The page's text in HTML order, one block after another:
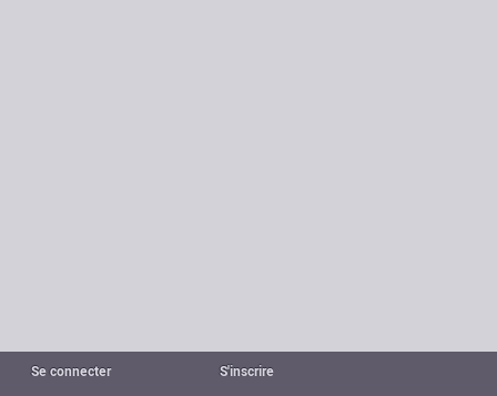
Se connecter S'inscrire